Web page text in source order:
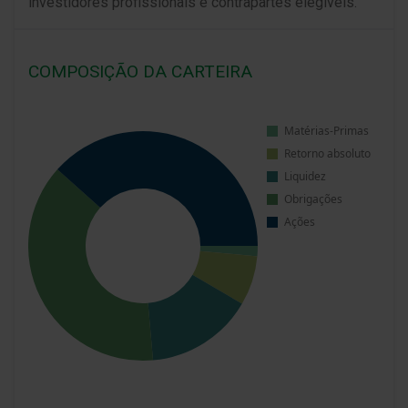
COMPOSIÇÃO DA CARTEIRA